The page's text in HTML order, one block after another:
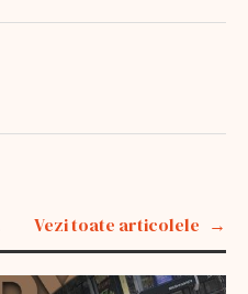
Vezi toate articolele